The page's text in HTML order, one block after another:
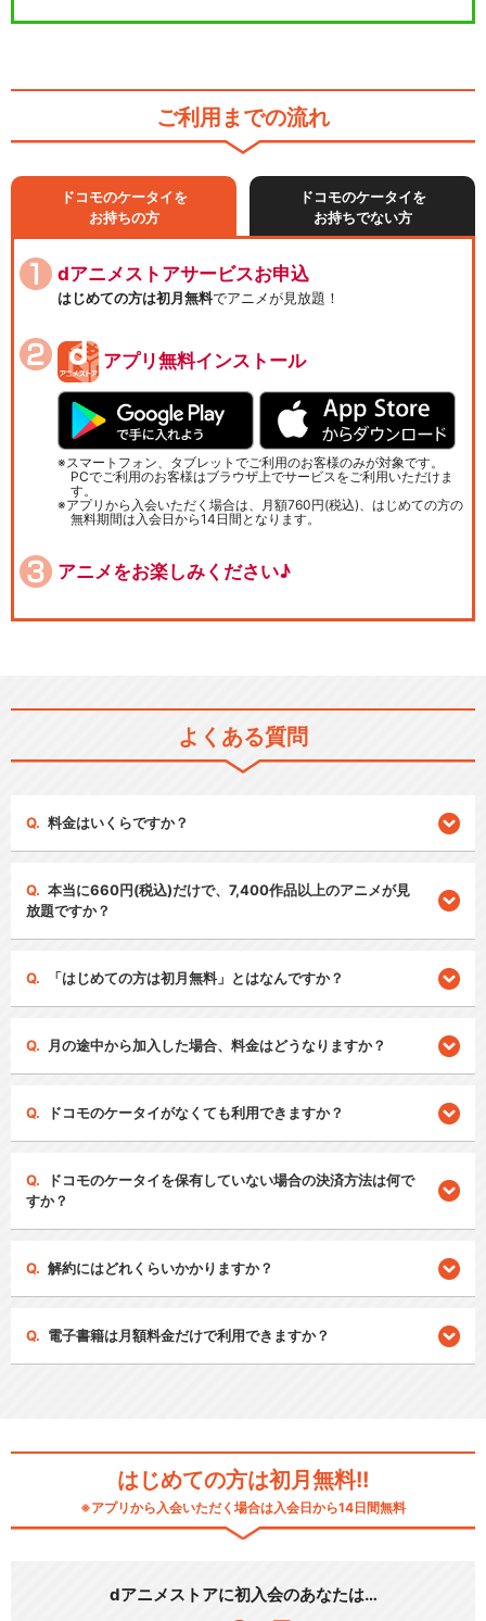
ご利用までの流れ
ドコモのケータイを
お持ちの方
ドコモのケータイを
お持ちでない方
dアニメストアサービスお申込
はじめての方は初月無料でアニメが見放題！
アプリ無料インストール
スマートフォン、タブレットでご利用のお客様のみが対象です。
PCでご利用のお客様はブラウザ上でサービスをご利用いただけま
す。
アプリから入会いただく場合は、月額760円(税込)、はじめての方の
無料期間は入会日から14日間となります。
アニメをお楽しみください♪
よくある質問
料金はいくらですか？
本当に660円(税込)だけで、7,400作品以上のアニメが見
放題ですか？
「はじめての方は初月無料」とはなんですか？
月の途中から加入した場合、料金はどうなりますか？
ドコモのケータイがなくても利用できますか？
ドコモのケータイを保有していない場合の決済方法は何で
すか？
解約にはどれくらいかかりますか？
電子書籍は月額料金だけで利用できますか？
はじめての方は初月無料!!
※アプリから入会いただく場合は入会日から14日間無料
dアニメストアに初入会のあなたは…